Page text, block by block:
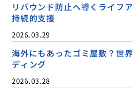
リバウンド防止へ導くライフ
持続的支援
2026.03.29
海外にもあったゴミ屋敷？世
ディング
2026.03.28